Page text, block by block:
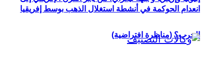
الحرب؟ (مناظرة افتراضية)
انعدام الحوكمة في أنشطة استغلال الذهب بوسط إفريقيا